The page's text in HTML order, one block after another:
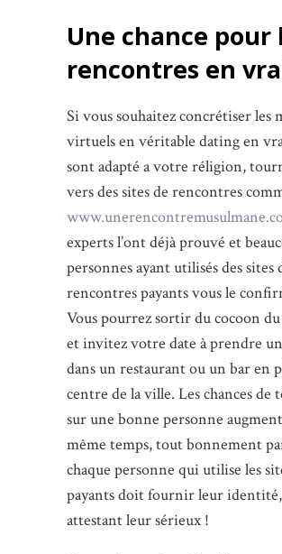
Une chance pour
rencontres en
Si vous souhaitez concrétiser les
virtuels en véritable dating en
sont adapté a votre réligion,
vers des sites de rencontres
experts l’ont déjà prouvé et
personnes ayant utilisés des sites
rencontres payants vous le
Vous pourrez sortir du cocoon
et invitez votre date à prendre
dans un restaurant ou un bar en
centre de la ville. Les chances de
sur une bonne personne
même temps, tout bonnement
chaque personne qui utilise les
payants doit fournir leur identité,
attestant leur sérieux !